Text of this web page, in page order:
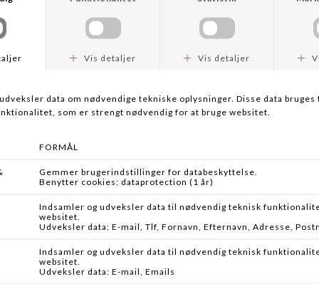
WESTIN
W2 SPIN 2SEC
TRABUCCO
VISION
VISION PRISMA FLUOROCARBON FLAT PEAR MED SWIVEL